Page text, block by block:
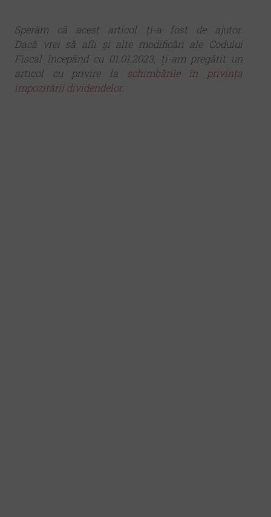
Sperăm că acest articol ți-a fost de ajutor.
Dacă vrei să afli și alte modificări ale Codului
Fiscal începând cu 01.01.2023, ți-am pregătit un
articol cu privire la schimbările în privința
impozitării dividendelor.